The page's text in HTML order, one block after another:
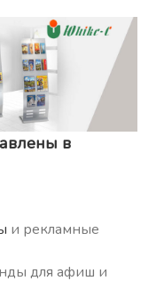
в
и рекламные
для афиш и